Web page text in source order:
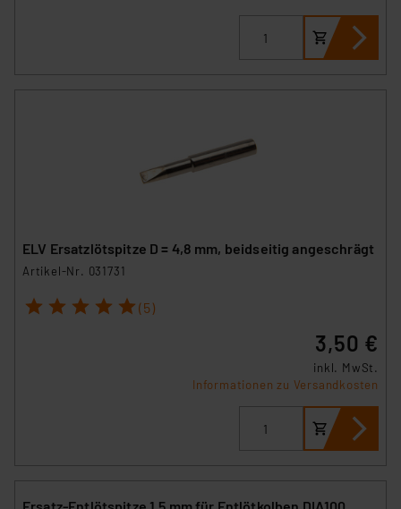
ELV Ersatzlötspitze D = 4,8 mm, beidseitig angeschrägt
Artikel-Nr. 031731
1 2 3 4 5 (5)
3,50 €
inkl. MwSt.
Informationen zu Versandkosten